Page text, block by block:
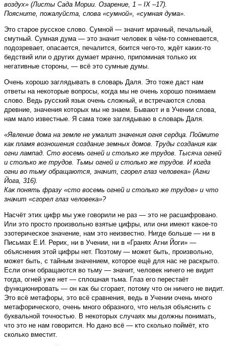
воздух» (Листы Сада Мории. Озарение, 1 – IX –17).
Поясните, пожалуйста, слова «сумной», «сумная дума».
Это старое русское слово. Сумной — значит мрачный, печальный,
смутный. Сумная дума — это значит человек в чём-то сомневается,
подозревает, опасается, печалится, боится чего-то, ждёт каких-то
бедствий или о других думает мрачно, припоминая только их
негативные стороны, — всё это сумные думы.
Очень хорошо заглядывать в словарь Даля. Это тоже даст нам
ответы на некоторые вопросы, когда мы не очень хорошо понимаем
слово. Ведь русский язык очень сложный, и встречаются слова
древние, значения которых мы не знаем. Бывают и в Учении слова,
нам мало известные. Я сама тоже заглядываю в словарь Даля.
«Явление дома на земле не умалит значения огня сердца. Поймите
как пламя возношения создание земных домов. Труды создания как
огни лампад. Сто восемь огней и столько же трудов. Тысяча огней
и столько же трудов. Тьмы огней и столько же трудов. И когда
огни во тьму обращаются, значит, сгорел глаз человека» (Агни
Йога, 316).
Как понять фразу «сто восемь огней и столько же трудов» и что
значит «сгорел глаз человека»?
Насчёт этих цифр мы уже говорили не раз — это не расшифровано.
Или это просто произвольно взятые цифры, или они имеют какое-то
эзотерическое значение, нам это неизвестно. Нигде больше — ни в
Письмах Е.И. Рерих, ни в Учении, ни в «Гранях Агни Йоги» —
объяснения этой цифры нет. Поэтому — может быть, произвольно,
может быть, с тайным значением, которое ещё для нас не раскрыто.
Если огни обращаются во тьму — значит, человек ничего не видит
тогда, огней уже нет — сплошная тьма. Глаз его перестаёт
функционировать — он как бы сгорает, потому что он ничего не видит.
Это всё метафоры, это всё сравнения, ведь в Учении очень много
метафорического, очень много образного, что нельзя объяснить с
буквальной точностью. В некоторых случаях мы должны понимать,
что это не нам говорится. Но дано всё — кто сколько поймёт, кто
сколько вместит.